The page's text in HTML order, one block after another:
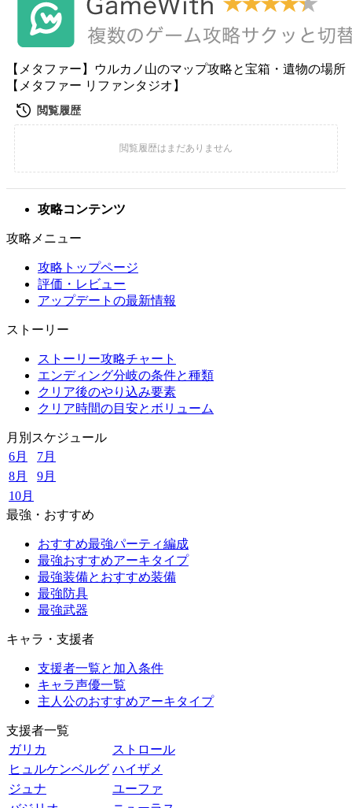
【メタファー】ウルカノ山のマップ攻略と宝箱・遺物の場所
【メタファー リファンタジオ】
攻略コンテンツ
攻略メニュー
攻略トップページ
評価・レビュー
アップデートの最新情報
ストーリー
ストーリー攻略チャート
エンディング分岐の条件と種類
クリア後のやり込み要素
クリア時間の目安とボリューム
月別スケジュール
6月
7月
8月
9月
10月
最強・おすすめ
おすすめ最強パーティ編成
最強おすすめアーキタイプ
最強装備とおすすめ装備
最強防具
最強武器
キャラ・支援者
支援者一覧と加入条件
キャラ声優一覧
主人公のおすすめアーキタイプ
支援者一覧
ガリカ
ストロール
ヒュルケンベルグ ハイザメ
ジュナ
ユーファ